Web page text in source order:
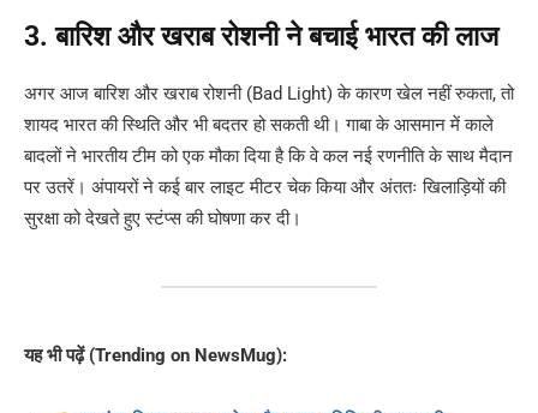
3. बारिश और खराब रोशनी ने बचाई भारत की लाज
अगर आज बारिश और खराब रोशनी (Bad Light) के कारण खेल नहीं रुकता, तो
शायद भारत की स्थिति और भी बदतर हो सकती थी। गाबा के आसमान में काले
बादलों ने भारतीय टीम को एक मौका दिया है कि वे कल नई रणनीति के साथ मैदान
पर उतरें। अंपायरों ने कई बार लाइट मीटर चेक किया और अंततः खिलाड़ियों की
सुरक्षा को देखते हुए स्टंप्स की घोषणा कर दी।
यह भी पढ़ें (Trending on NewsMug):